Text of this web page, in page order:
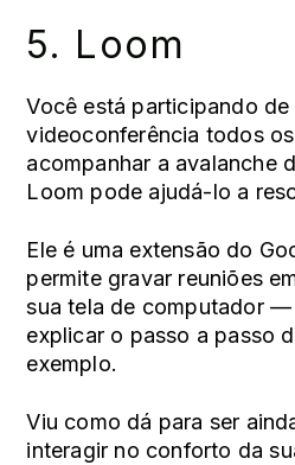
5. Loom
Você está participando de
videoconferência todos
acompanhar a avalanche
Loom pode ajudá-lo a
Ele é uma extensão do
permite gravar reuniões
sua tela de computador
explicar o passo a passo
exemplo.
Viu como dá para ser
interagir no conforto da